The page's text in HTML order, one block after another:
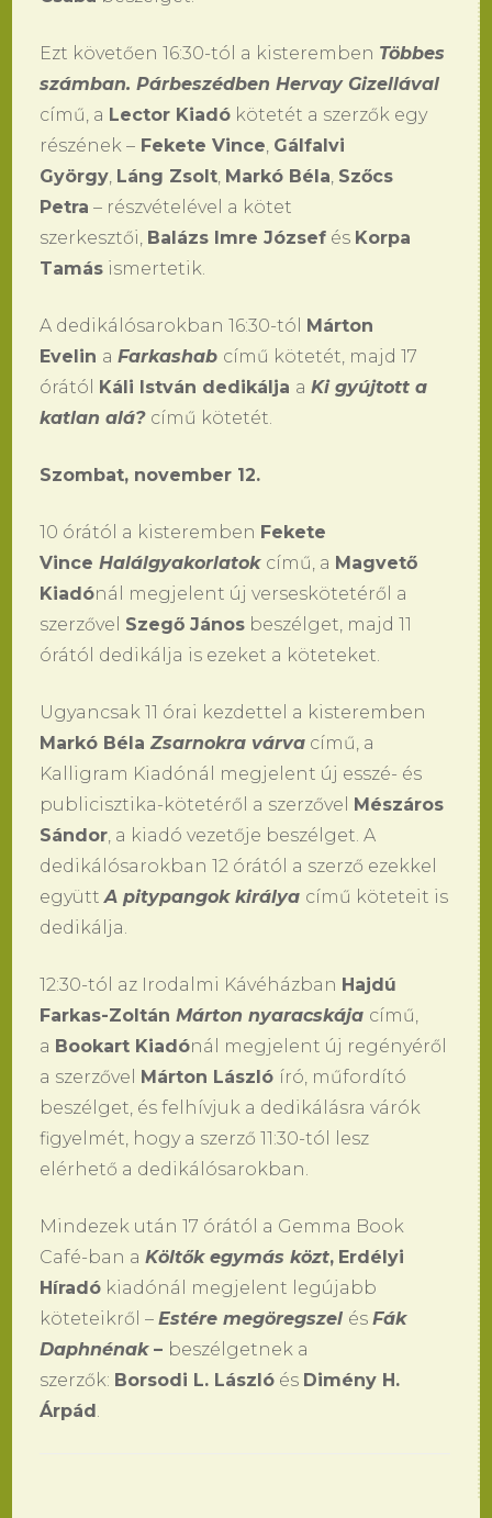
Ezt követően 16:30-tól a kisteremben Többes
számban. Párbeszédben Hervay Gizellával
című, a Lector Kiadó kötetét a szerzők egy
részének – Fekete Vince Gálfalvi
György Láng Zsolt Markó Béla Szőcs
Petra – részvételével a kötet
szerkesztői, Balázs Imre József és Korpa
Tamás ismertetik.
A dedikálósarokban 16:30-tól Márton
Evelin aFarkashab című kötetét, majd 17
órától Káli István dedikálja aKi gyújtott a
katlan alá? című kötetét.
Szombat, november 12.
10 órától a kisteremben Fekete
VinceHalálgyakorlatok című, a Magvető
Kiadónál megjelent új verseskötetéről a
szerzővel Szegő János beszélget, majd 11
órától dedikálja is ezeket a köteteket.
Ugyancsak 11 órai kezdettel a kisteremben
Markó BélaZsarnokra várva című, a
Kalligram Kiadónál megjelent új esszé- és
publicisztika-kötetéről a szerzővel Mészáros
Sándor , a kiadó vezetője beszélget. A
dedikálósarokban 12 órától a szerző ezekkel
együttA pitypangok királya című köteteit is
dedikálja.
12:30-tól az Irodalmi Kávéházban Hajdú
Farkas-ZoltánMárton nyaracskája című,
a Bookart Kiadónál megjelent új regényéről
a szerzővel Márton László író, műfordító
beszélget, és felhívjuk a dedikálásra várók
figyelmét, hogy a szerző 11:30-tól lesz
elérhető a dedikálósarokban.
Mindezek után 17 órától a Gemma Book
Café-ban aKöltők egymás közt, Erdélyi
Híradó kiadónál megjelent legújabb
köteteikről –Estére megöregszel ésFák
Daphnénak– beszélgetnek a
szerzők: Borsodi L. László és Dimény H.
Árpád